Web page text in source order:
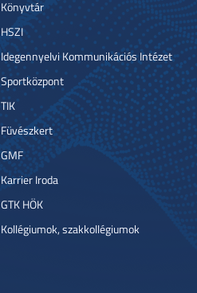
Könyvtár
HSZI
Idegennyelvi Kommunikációs Intézet
Sportközpont
TIK
Füvészkert
GMF
Karrier Iroda
GTK HÖK
Kollégiumok, szakkollégiumok